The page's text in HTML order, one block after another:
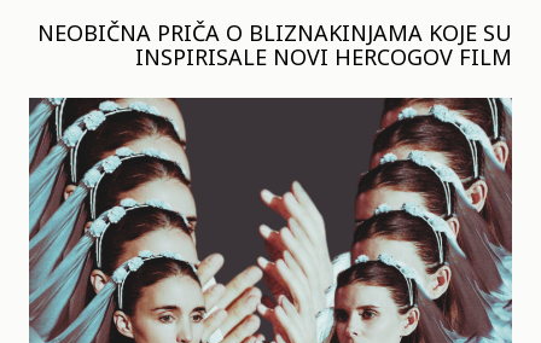
NEOBIČNA PRIČA O BLIZNAKINJAMA KOJE SU
INSPIRISALE NOVI HERCOGOV FILM